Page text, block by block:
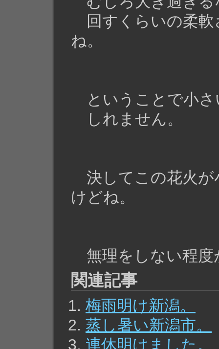
回すくらいの柔軟
ね。
ということで小さ
しれません。
決してこの花火が
けどね。
無理をしない程度
関連記事
梅雨明け新潟。
蒸し暑い新潟市。
連休明けました。